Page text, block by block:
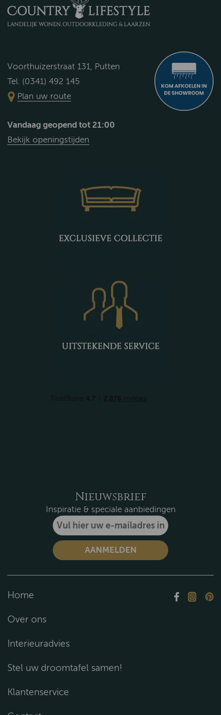
Voorthuizerstraat 131, Putten
Tel. (0341) 492 145
Plan uw route
Vandaag geopend tot 21:00
Bekijk openingstijden
Nieuwsbrief
Inspiratie & speciale aanbiedingen
Home
Over ons
Interieuradvies
Stel uw droomtafel samen!
Klantenservice